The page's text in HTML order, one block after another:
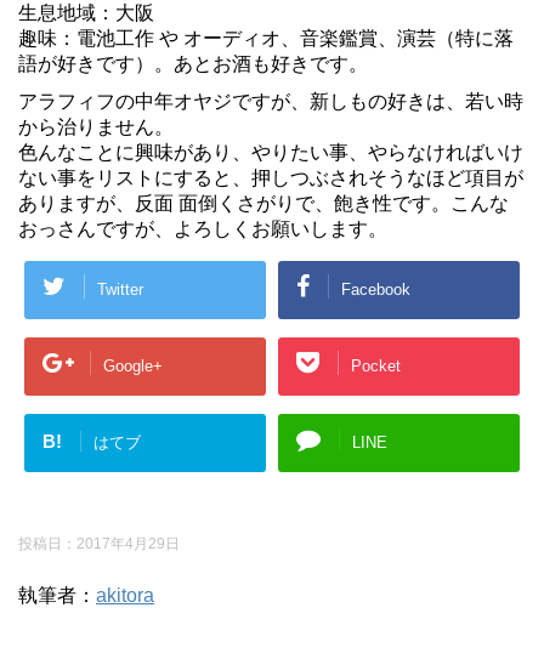
生息地域：大阪
趣味：電池工作 や オーディオ、音楽鑑賞、演芸（特に落
語が好きです）。あとお酒も好きです。
アラフィフの中年オヤジですが、新しもの好きは、若い時
から治りません。
色んなことに興味があり、やりたい事、やらなければいけ
ない事をリストにすると、押しつぶされそうなほど項目が
ありますが、反面 面倒くさがりで、飽き性です。こんな
おっさんですが、よろしくお願いします。
Twitter Facebook
Google+ Pocket
B! はてブ LINE
投稿日： 2017年4月29日
執筆者： akitora